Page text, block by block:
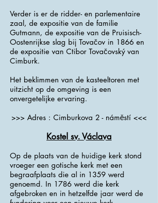
Verder is er de ridder- en parlementaire
zaal, de expositie van de familie
Gutmann, de expositie van de Pruisisch-
Oostenrijkse slag bij Tovačov in 1866 en
de expositie van Ctibor Tovačovský van
Cimburk.
Het beklimmen van de kasteeltoren met
uitzicht op de omgeving is een
onvergetelijke ervaring.
>>> Adres : Cimburkova 2 - náměstí <<<
Kostel sv. Václava
Op de plaats van de huidige kerk stond
vroeger een gotische kerk met een
begraafplaats die al in 1359 werd
genoemd. In 1786 werd die kerk
afgebroken en in hetzelfde jaar werd de